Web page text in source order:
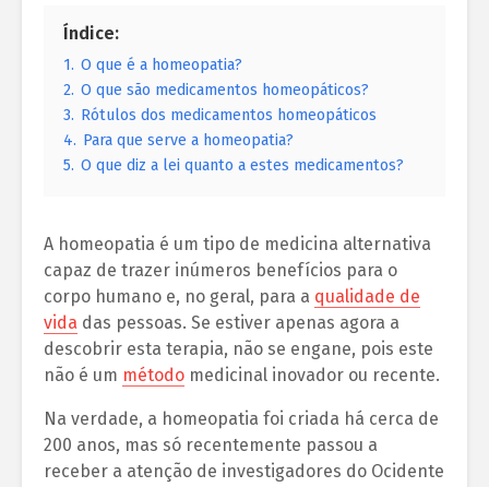
Índice:
1. O que é a homeopatia?
2. O que são medicamentos homeopáticos?
3. Rótulos dos medicamentos homeopáticos
4. Para que serve a homeopatia?
5. O que diz a lei quanto a estes medicamentos?
A homeopatia é um tipo de medicina alternativa
capaz de trazer inúmeros benefícios para o
corpo humano e, no geral, para a qualidade de
vida das pessoas. Se estiver apenas agora a
descobrir esta terapia, não se engane, pois este
não é um método medicinal inovador ou recente.
Na verdade, a homeopatia foi criada há cerca de
200 anos, mas só recentemente passou a
receber a atenção de investigadores do Ocidente